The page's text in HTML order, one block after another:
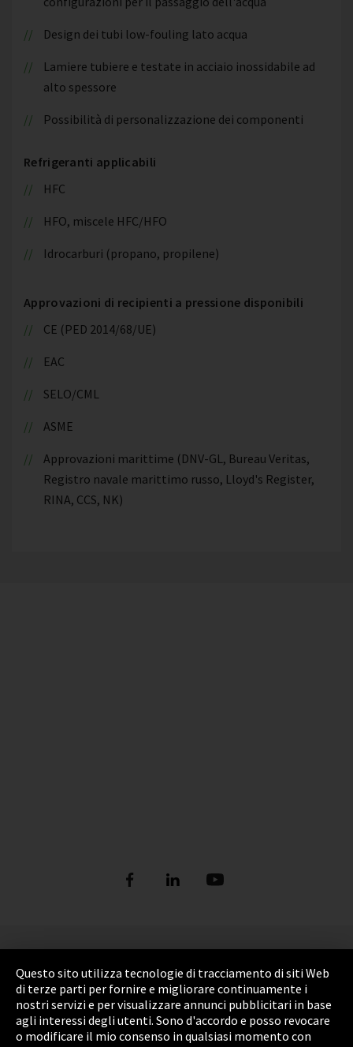
Design dei tubi low-fouling lato acqua
Lamiere tubiere e testate in acciaio inossidabile ad
alto spessore
Possibilità di personalizzazione dei componenti
Refrigeranti applicabili
HFC
HFO, miscele HFC/HFO
Idrocarburi (propano, propilene)
Approvazioni di recipienti a pressione disponibili
CE (PED 2014/68/UE)
EAC
SELO/CML
ASME
Approvazioni marittime (DNV-GL, Bureau Veritas,
Registro navale marittimo russo, Lloyd's Register,
RINA, CCS, NK)
Privacy Policy
Cookie Settings
Termini e Condizioni
Questo sito utilizza tecnologie di tracciamento di siti Web
di terze parti per fornire e migliorare continuamente i
nostri servizi e per visualizzare annunci pubblicitari in base
agli interessi degli utenti. Sono d'accordo e posso revocare
o modificare il mio consenso in qualsiasi momento con